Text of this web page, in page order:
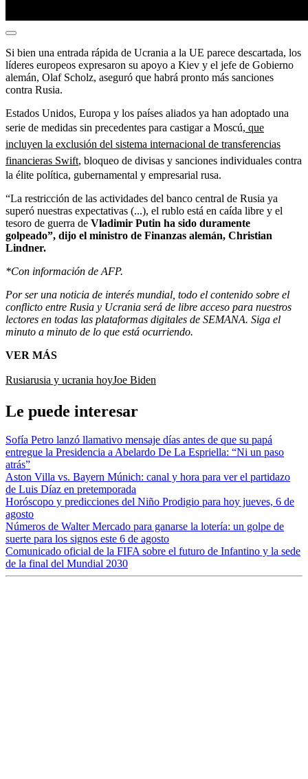
Si bien una entrada rápida de Ucrania a la UE parece descartada, los
líderes europeos expresaron su apoyo a Kiev y el jefe de Gobierno
alemán, Olaf Scholz, aseguró que habrá pronto más sanciones
contra Rusia.
Estados Unidos, Europa y los países aliados ya han adoptado una
serie de medidas sin precedentes para castigar a Moscú, que
incluyen la exclusión del sistema internacional de transferencias
financieras Swift, bloqueo de divisas y sanciones individuales contra
la élite política, gubernamental y empresarial rusa.
“La restricción de las actividades del banco central de Rusia ya
superó nuestras expectativas (...), el rublo está en caída libre y el
tesoro de guerra de Vladimir Putin ha sido duramente
golpeado”, dijo el ministro de Finanzas alemán, Christian
Lindner.
*Con información de AFP.
Por ser una noticia de interés mundial, todo el contenido sobre el
conflicto entre Rusia y Ucrania será de libre acceso para nuestros
lectores en todas las plataformas digitales de SEMANA. Siga el
minuto a minuto de lo que está ocurriendo.
VER MÁS
Rusiarusia y ucrania hoyJoe Biden
Le puede interesar
Sofía Petro lanzó llamativo mensaje días antes de que su papá
entregue la Presidencia a Abelardo De La Espriella: “Ni un paso
atrás”
Aston Villa vs. Bayern Múnich: canal y hora para ver el partidazo
de Luis Díaz en pretemporada
Horóscopo y predicciones del Niño Prodigio para hoy jueves, 6 de
agosto
Números de Walter Mercado para ganarse la lotería: un golpe de
suerte para los signos este 6 de agosto
Comunicado oficial de la FIFA sobre el futuro de Infantino y la sede
de la final del Mundial 2030